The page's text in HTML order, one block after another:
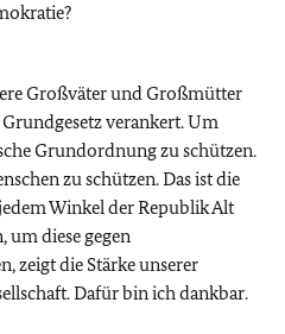
Großväter und Großmütter
verankert. Um
Grundordnung zu schützen.
zu schützen. Das ist die
jedem Winkel der Republik Alt
um diese gegen
zeigt die Stärke unserer
Dafür bin ich dankbar.